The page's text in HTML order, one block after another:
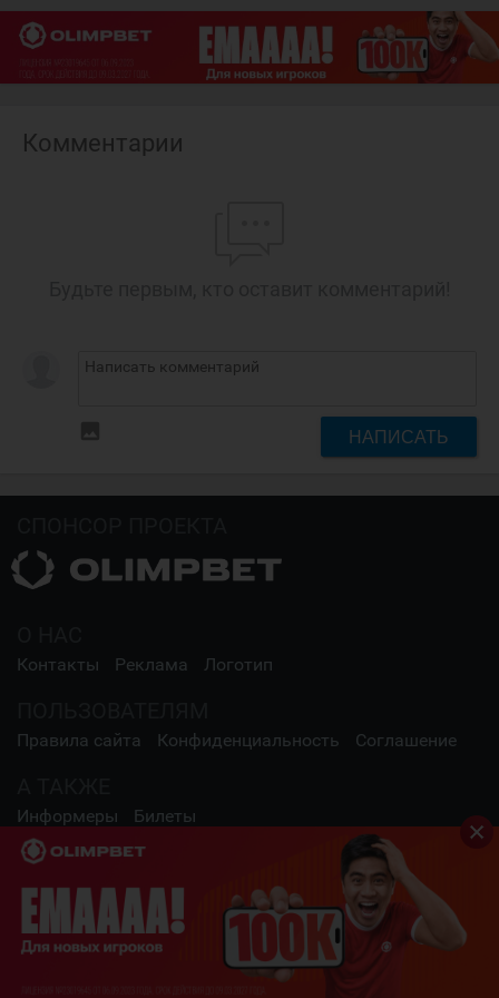
Комментарии
НАПИСАТЬ
Контакты Реклама Логотип
Правила сайта Конфиденциальность Соглашение
Информеры Билеты
СОЦИАЛЬНЫЕ СЕТИ